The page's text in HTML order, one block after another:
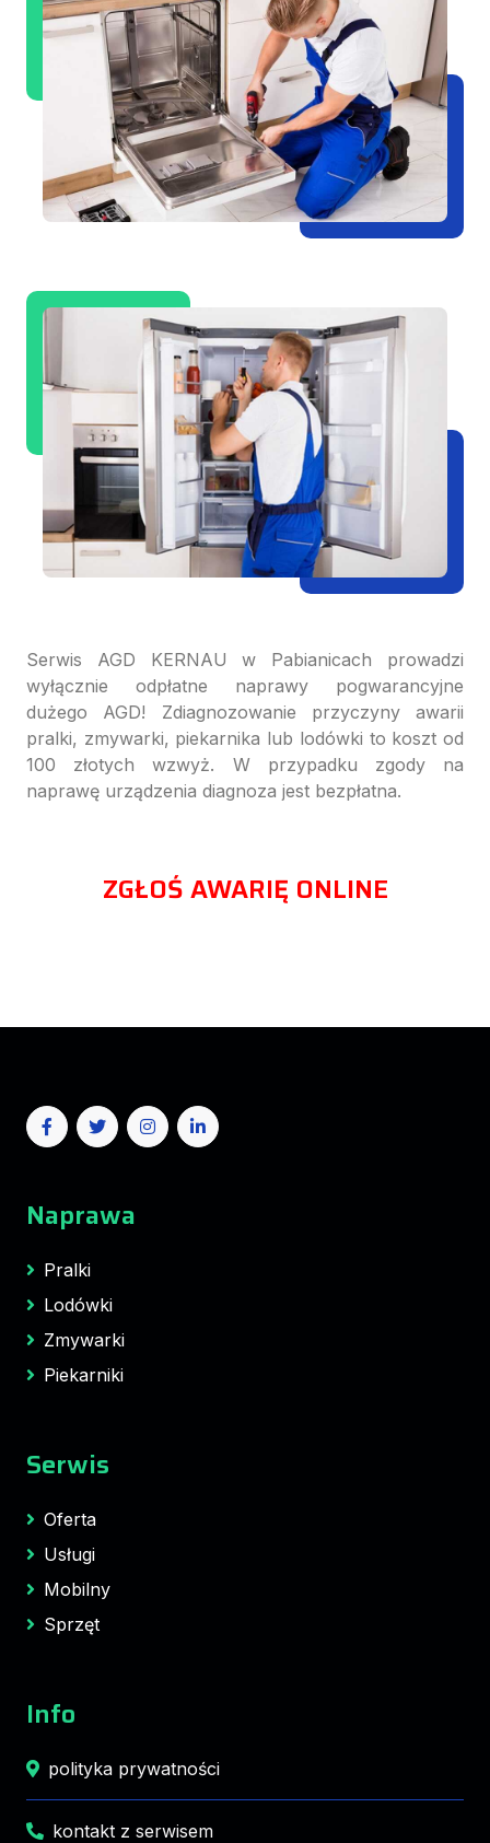
Serwis AGD KERNAU w Pabianicach prowadzi
wyłącznie odpłatne naprawy pogwarancyjne
dużego AGD! Zdiagnozowanie przyczyny awarii
pralki, zmywarki, piekarnika lub lodówki to koszt od
100 złotych wzwyż. W przypadku zgody na
naprawę urządzenia diagnoza jest bezpłatna.
ZGŁOŚ AWARIĘ ONLINE
Naprawa
Pralki
Lodówki
Zmywarki
Piekarniki
Serwis
Oferta
Usługi
Mobilny
Sprzęt
Info
polityka prywatności
kontakt z serwisem